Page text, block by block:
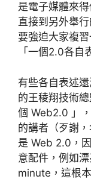
是電子媒體來
直接到另外舉
要強迫大家複
「一個2.0各自
有些各自表述
的王稜翔技術
個 Web2.0 」
的講者（歹謝
是 Web 2.0，
意配件，例如
minute，這根